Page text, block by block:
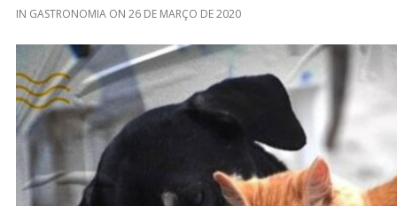
IN GASTRONOMIA ON 26 DE MARÇO DE 2020